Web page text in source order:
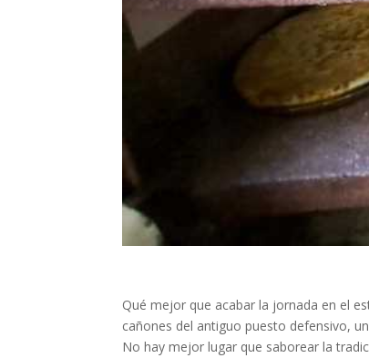
Qué mejor que acabar la jornada en el
cañones del antiguo puesto defensivo,
No hay mejor lugar que saborear la